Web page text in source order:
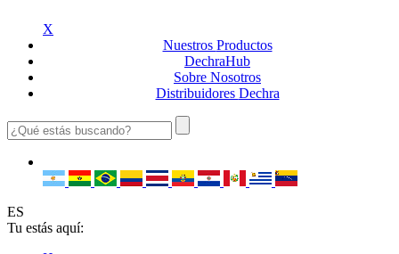
X
Nuestros Productos
DechraHub
Sobre Nosotros
Distribuidores Dechra
ES
Tu estás aquí: